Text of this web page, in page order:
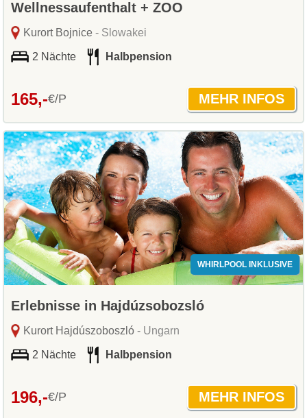
Wellnessaufenthalt + ZOO
Kurort Bojnice- Slowakei
2 Nächte Halbpension
165,-€/P
WHIRLPOOL INKLUSIVE
Erlebnisse in Hajdúzsobozsló
Kurort Hajdúszoboszló- Ungarn
2 Nächte Halbpension
196,-€/P